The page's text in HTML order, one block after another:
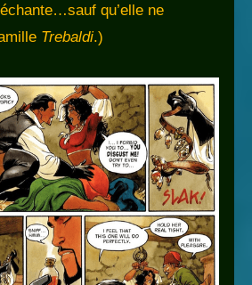
qu’elle ne
Trebaldi.)